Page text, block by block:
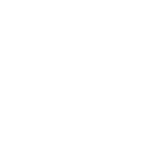
mais. Seus dedos
Ela parou e me jogou na